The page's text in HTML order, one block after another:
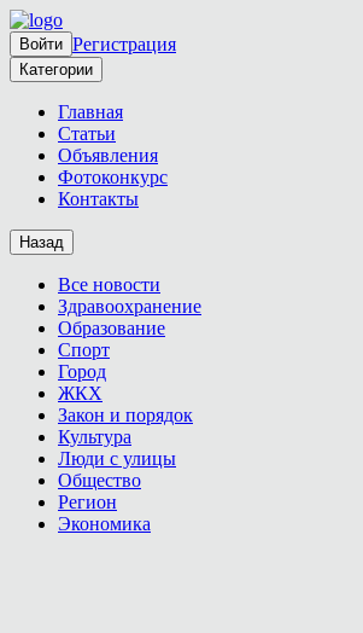
Войти Регистрация
Категории
Главная
Статьи
Объявления
Фотоконкурс
Контакты
Назад
Все новости
Здравоохранение
Образование
Спорт
Город
ЖКХ
Закон и порядок
Культура
Люди с улицы
Общество
Регион
Экономика